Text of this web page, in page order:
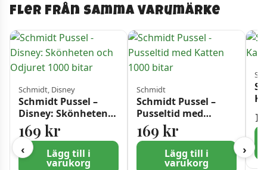
Fler från samma varumärke
‹
Schmidt, Disney
Schmidt Pussel –
Disney: Skönheten
och Odjuret 1000
bitar
169 kr
Lägg till i
varukorg
Schmidt
Schmidt Pussel –
Pusseltid med
Katten 1000 bitar
169 kr
Lägg till i
varukorg
›